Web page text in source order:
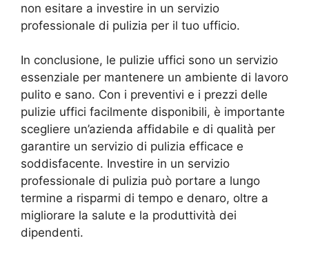
non esitare a investire in un servizio
professionale di pulizia per il tuo ufficio.
In conclusione, le pulizie uffici sono un servizio
essenziale per mantenere un ambiente di lavoro
pulito e sano. Con i preventivi e i prezzi delle
pulizie uffici facilmente disponibili, è importante
scegliere un’azienda affidabile e di qualità per
garantire un servizio di pulizia efficace e
soddisfacente. Investire in un servizio
professionale di pulizia può portare a lungo
termine a risparmi di tempo e denaro, oltre a
migliorare la salute e la produttività dei
dipendenti.